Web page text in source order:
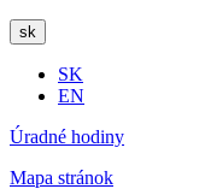
sk
SK
EN
Úradné hodiny
Mapa stránok